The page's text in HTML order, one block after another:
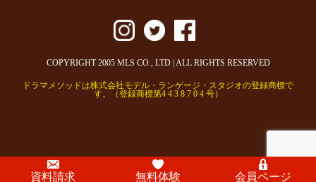
COPYRIGHT 2005 MLS CO., LTD | ALL RIGHTS RESERVED
ドラマメソッドは株式会社モデル・ランゲージ・スタジオの登録商標で
す。（登録商標第4 4 3 8 7 0 4 号）
資料請求 無料体験 会員ページ